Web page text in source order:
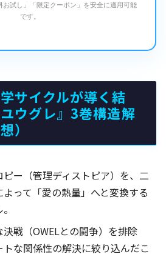
試し」「限定クーポン」を安全に適用可能
です。
サイクルが導く結
ウグレ』3巻構造解
）
ー（管理ディストピア）を、二
って「愛の熱量」へと変換する
戦（OWELとの闘争）を排除
トな関係性の解決に絞り込んだこ